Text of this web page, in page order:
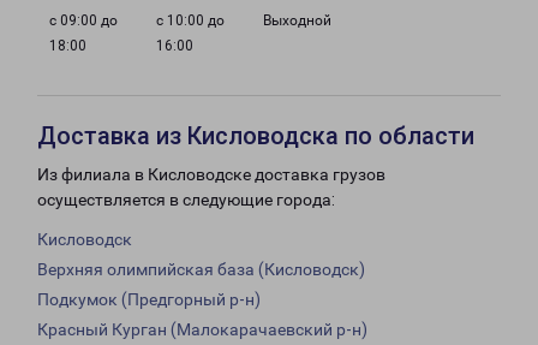
с 09:00 до
18:00
с 10:00 до
16:00
Выходной
Доставка из Кисловодска по области
Из филиала в Кисловодске доставка грузов
осуществляется в следующие города:
Кисловодск
Верхняя олимпийская база (Кисловодск)
Подкумок (Предгорный р-н)
Красный Курган (Малокарачаевский р-н)